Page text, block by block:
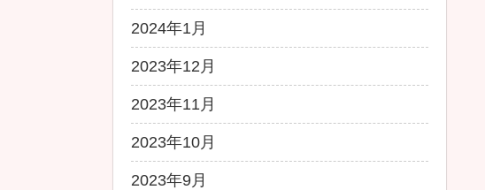
2024年1月
2023年12月
2023年11月
2023年10月
2023年9月